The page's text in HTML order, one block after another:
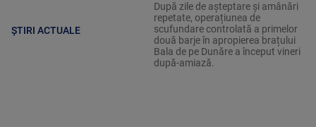
ȘTIRI ACTUALE
După zile de așteptare și amânări
repetate, operațiunea de
scufundare controlată a primelor
două barje în apropierea brațului
Bala de pe Dunăre a început vineri
după-amiază.